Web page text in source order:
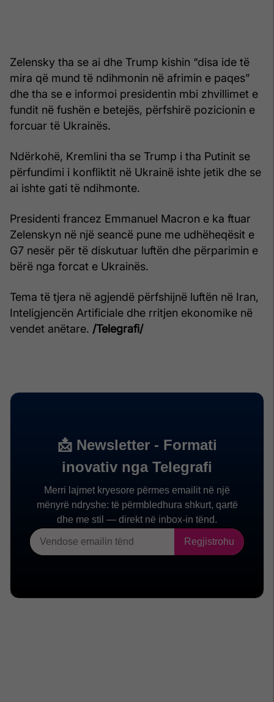
Zelensky tha se ai dhe Trump kishin “disa ide të
mira që mund të ndihmonin në afrimin e paqes”
dhe tha se e informoi presidentin mbi zhvillimet e
fundit në fushën e betejës, përfshirë pozicionin e
forcuar të Ukrainës.
Ndërkohë, Kremlini tha se Trump i tha Putinit se
përfundimi i konfliktit në Ukrainë ishte jetik dhe se
ai ishte gati të ndihmonte.
Presidenti francez Emmanuel Macron e ka ftuar
Zelenskyn në një seancë pune me udhëheqësit e
G7 nesër për të diskutuar luftën dhe përparimin e
bërë nga forcat e Ukrainës.
Tema të tjera në agjendë përfshijnë luftën në Iran,
Inteligjencën Artificiale dhe rritjen ekonomike në
vendet anëtare. /Telegrafi/